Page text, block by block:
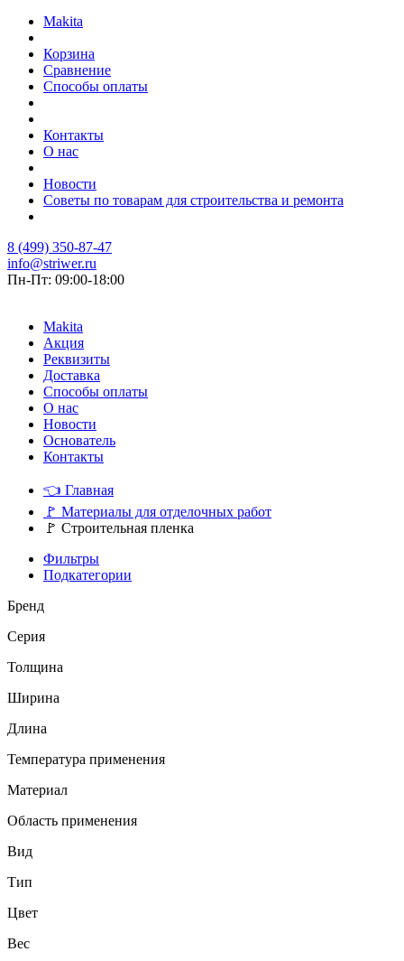
Makita
Корзина
Сравнение
Способы оплаты
Контакты
О нас
Новости
Советы по товарам для строительства и ремонта
8 (499) 350-87-47
info@striwer.ru
Пн-Пт: 09:00-18:00
Makita
Акция
Реквизиты
Доставка
Способы оплаты
О нас
Новости
Основатель
Контакты
👈 Главная
🚩 Материалы для отделочных работ
🚩 Строительная пленка
Фильтры
Подкатегории
Бренд
Серия
Толщина
Ширина
Длина
Температура применения
Материал
Область применения
Вид
Тип
Цвет
Вес